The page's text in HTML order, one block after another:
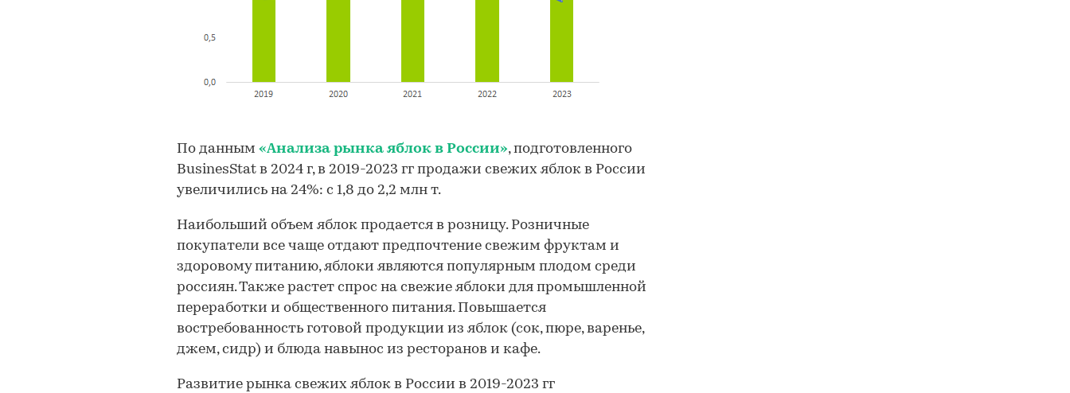
По данным «Анализа рынка яблок в России», подготовленного
BusinesStat в 2024 г, в 2019-2023 гг продажи свежих яблок в России
увеличились на 24%: с 1,8 до 2,2 млн т.
Наибольший объем яблок продается в розницу. Розничные
покупатели все чаще отдают предпочтение свежим фруктам и
здоровому питанию, яблоки являются популярным плодом среди
россиян. Также растет спрос на свежие яблоки для промышленной
переработки и общественного питания. Повышается
востребованность готовой продукции из яблок (сок, пюре, варенье,
джем, сидр) и блюда навынос из ресторанов и кафе.
Развитие рынка свежих яблок в России в 2019-2023 гг